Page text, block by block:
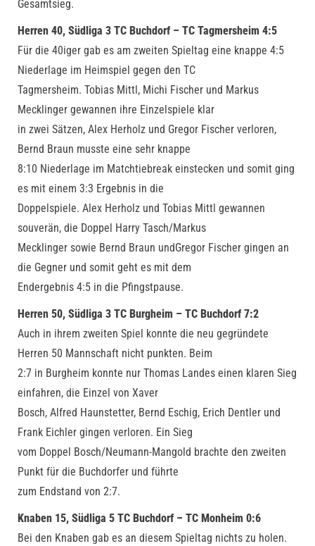
Gesamtsieg.
Herren 40, Südliga 3 TC Buchdorf – TC Tagmersheim 4:5
Für die 40iger gab es am zweiten Spieltag eine knappe 4:5
Niederlage im Heimspiel gegen den TC
Tagmersheim. Tobias Mittl, Michi Fischer und Markus
Mecklinger gewannen ihre Einzelspiele klar
in zwei Sätzen, Alex Herholz und Gregor Fischer verloren,
Bernd Braun musste eine sehr knappe
8:10 Niederlage im Matchtiebreak einstecken und somit ging
es mit einem 3:3 Ergebnis in die
Doppelspiele. Alex Herholz und Tobias Mittl gewannen
souverän, die Doppel Harry Tasch/Markus
Mecklinger sowie Bernd Braun undGregor Fischer gingen an
die Gegner und somit geht es mit dem
Endergebnis 4:5 in die Pfingstpause.​
Herren 50, Südliga 3 TC Burgheim – TC Buchdorf 7:2
Auch in ihrem zweiten Spiel konnte die neu gegründete
Herren 50 Mannschaft nicht punkten. Beim
2:7 in Burgheim konnte nur Thomas Landes einen klaren Sieg
einfahren, die Einzel von Xaver
Bosch, Alfred Haunstetter, Bernd Eschig, Erich Dentler und
Frank Eichler gingen verloren. Ein Sieg
vom Doppel Bosch/Neumann-Mangold brachte den zweiten
Punkt für die Buchdorfer und führte
zum Endstand von 2:7.
Knaben 15, Südliga 5 TC Buchdorf – TC Monheim 0:6
Bei den Knaben gab es an diesem Spieltag nichts zu holen.